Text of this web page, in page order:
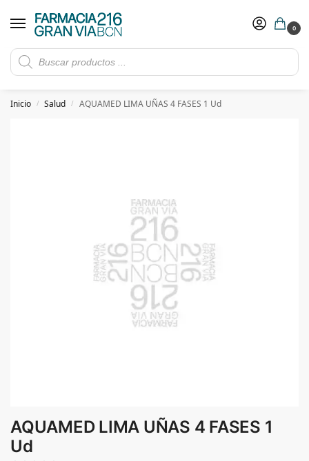
0
Rebajas de verano hasta -30%
​ 5€ de descuento con el cupón 5GRANVIA (compras superiores a 150€)
Inicio / Salud / AQUAMED LIMA UÑAS 4 FASES 1 Ud
AQUAMED LIMA UÑAS 4 FASES 1
Ud